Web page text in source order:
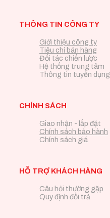
THÔNG TIN CÔNG TY
Giới thiệu công ty
Tiêu chí bán hàng
Đối tác chiến lược
Hệ thống trung tâm
Thông tin tuyển dụng
CHÍNH SÁCH
Giao nhận - lắp đặt
Chính sách bảo hành
Chính sách giá
HỖ TRỢ KHÁCH HÀNG
Câu hỏi thường gặp
Quy định đổi trả